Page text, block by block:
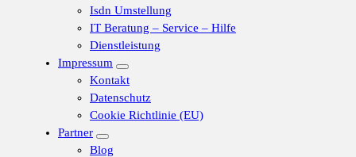
Isdn Umstellung
IT Beratung – Service – Hilfe
Dienstleistung
Impressum
Kontakt
Datenschutz
Cookie Richtlinie (EU)
Partner
Blog